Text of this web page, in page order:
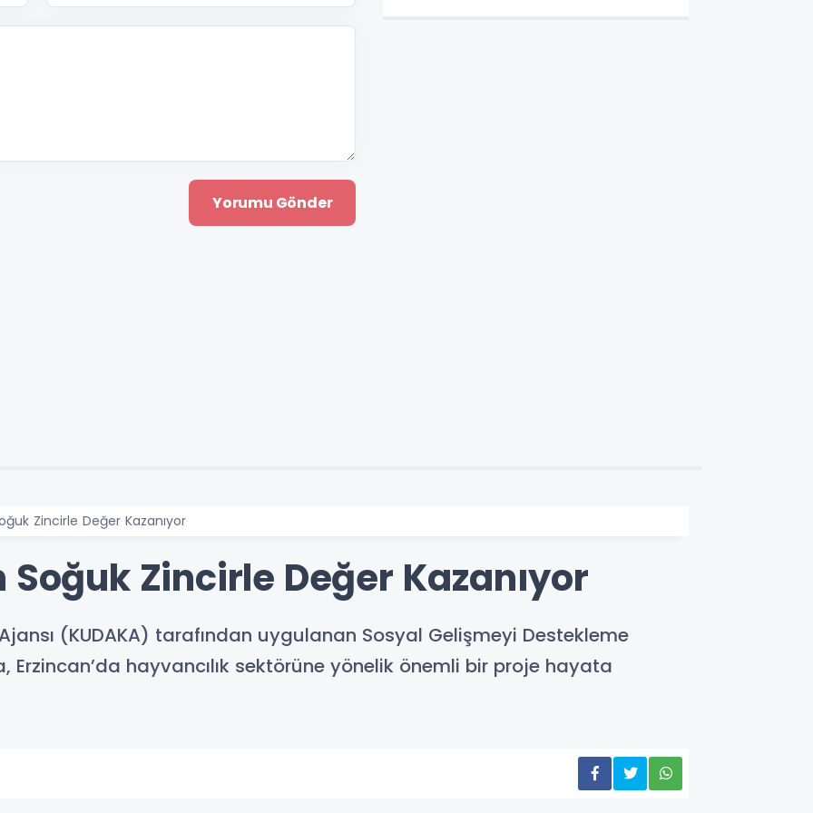
Zincirle Değer Kazanıyor
Zincirle Değer Kazanıyor
(KUDAKA) tarafından uygulanan Sosyal Gelişmeyi Destekleme
Erzincan’da hayvancılık sektörüne yönelik önemli bir proje hayata